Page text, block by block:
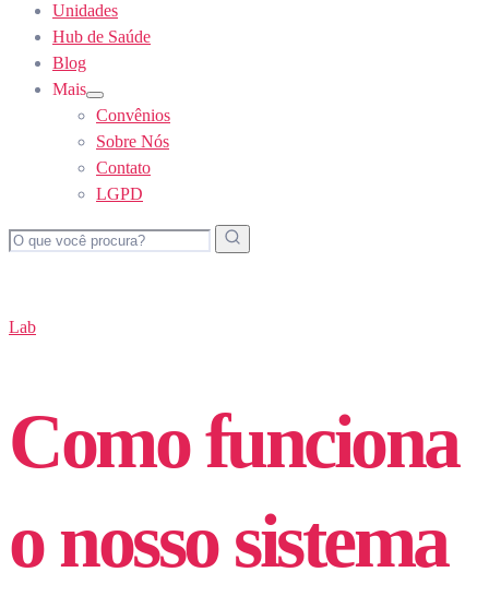
Unidades
Hub de Saúde
Blog
Mais
Show
sub
menu
Convênios
Sobre Nós
Contato
LGPD
Lab
Como funciona
o nosso sistema